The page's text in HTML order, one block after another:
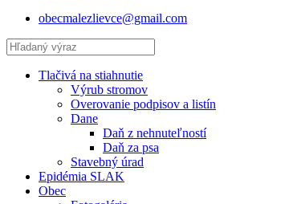
obecmalezlievce@gmail.com
Tlačivá na stiahnutie
Výrub stromov
Overovanie podpisov a listín
Dane
Daň z nehnuteľností
Daň za psa
Stavebný úrad
Epidémia SLAK
Obec